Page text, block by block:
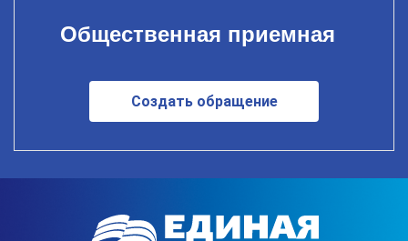
Общественная приемная
Создать обращение